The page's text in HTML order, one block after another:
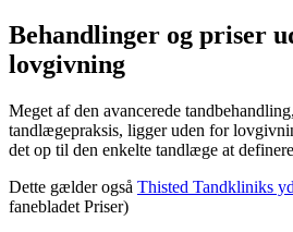
Behandlinger og priser
lovgivning
Meget af den avancerede
tandlægepraksis, ligger uden for
det op til den enkelte tandlæge at
Dette gælder også Thisted Tandkliniks
fanebladet Priser)